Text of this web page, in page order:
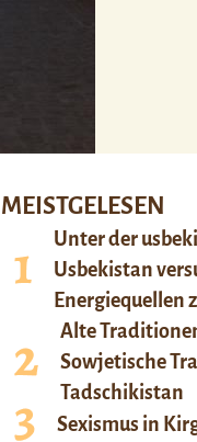
MEISTGELESEN
Unter der
Usbekistan
Energiequellen
Alte
Sowjetische
Tadschikistan
Sexismus in